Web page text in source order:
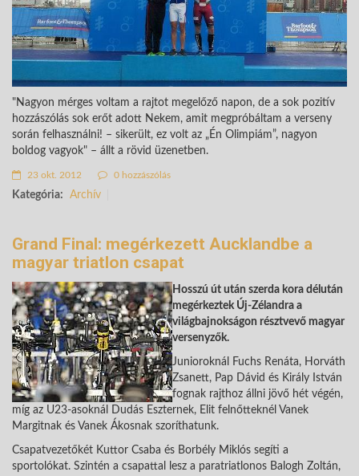
"Nagyon mérges voltam a rajtot megelőző napon, de a sok pozitív
hozzászólás sok erőt adott Nekem, amit megpróbáltam a verseny
során felhasználni! – sikerült, ez volt az „Én Olimpiám”, nagyon
boldog vagyok" – állt a rövid üzenetben.
23 okt. 2012 0 hozzászólás
Kategória: Archív
Grand Final: megérkezett Aucklandbe a
magyar triatlon csapat
Hosszú út után szerda kora délután
megérkeztek Új-Zélandra a
világbajnokságon résztvevő magyar
versenyzők.
Junioroknál Fuchs Renáta, Horváth
Zsanett, Pap Dávid és Király István
fognak rajthoz állni jövő hét végén,
míg az U23-asoknál Dudás Eszternek, Elit felnőtteknél Vanek
Margitnak és Vanek Ákosnak szoríthatunk.
Csapatvezetőkét Kuttor Csaba és Borbély Miklós segíti a
sportolókat. Szintén a csapattal lesz a paratriatlonos Balogh Zoltán,